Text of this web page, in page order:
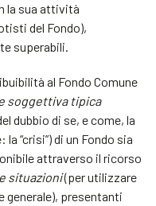
la sua attività
del Fondo),
superabili.
al Fondo Comune
soggettiva tipica
dubbio di se, e come, la
“crisi”) di un Fondo sia
attraverso il ricorso
situazioni(per utilizzare
generale), presentanti